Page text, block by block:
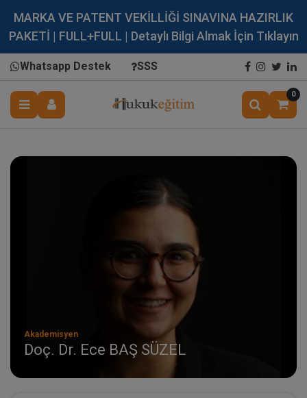
MARKA VE PATENT VEKİLLİĞİ SINAVINA HAZIRLIK
PAKETİ | FULL+FULL | Detaylı Bilgi Almak İçin Tıklayın
Whatsapp Destek SSS
0
Akademisyen
Doç. Dr. Ece BAŞ SÜZEL